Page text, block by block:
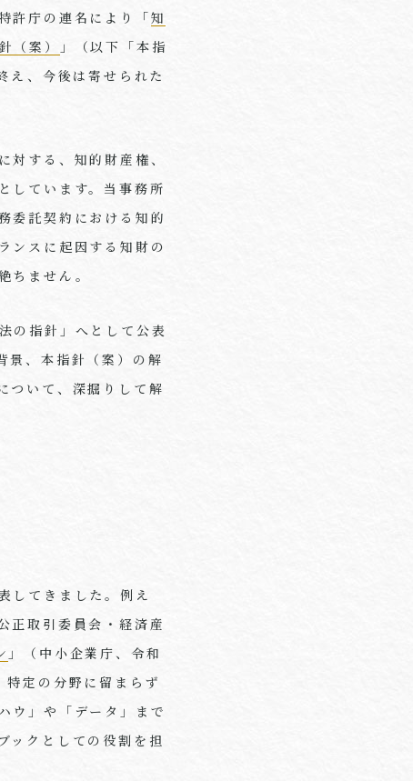
許庁の連名により「知
（案）
」（以下「本指
え、今後は寄せられた
する、知的財産権、
しています。当事務所
委託契約における知的
ンスに起因する知財の
ちません。
の指針」へとして公表
景、本指針（案）の解
ついて、深掘りして解
してきました。例え
正取引委員会・経済産
」（中小企業庁、令和
定の分野に留まらず
ウ」や「データ」まで
ックとしての役割を担